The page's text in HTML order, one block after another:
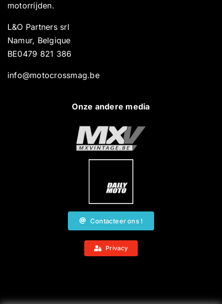
motorrijden.
L&O Partners srl
Namur, Belgique
BE0479 821 386
info@motocrossmag.be
Onze andere media
Contacteer ons !
Privacy